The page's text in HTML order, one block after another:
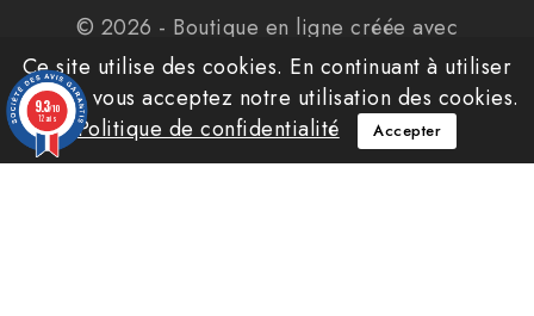
Ce site utilise des cookies. En continuant à utiliser
ce site, vous acceptez notre utilisation des cookies.
Politique de confidentialité
Accepter
© 2026 - Boutique en ligne créée avec
PrestaShop™
9.3/10
12 avis